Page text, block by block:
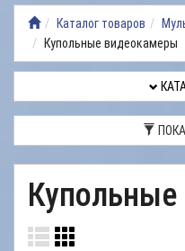
ТОВАРОВ
МОНТАЖ
ВИДЕОНАБЛЮДЕНИЯ
РЕМОНТ
ВИДЕОНАБЛЮДЕНИЯ
ДОСТАВКА
НАШИ
РАБОТЫ
Каталог товаров
Купольные видеокамеры